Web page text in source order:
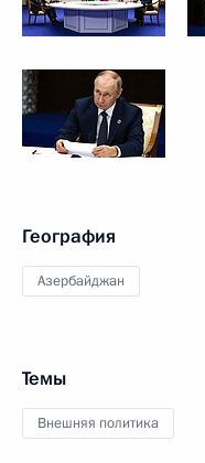
География
Азербайджан
Темы
Внешняя политика